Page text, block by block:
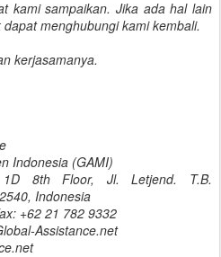
kami sampaikan. Jika ada hal lain
menghubungi kami kembali.
kerjasamanya.
Indonesia (GAMI)
1D 8th Floor, Jl. Letjend. T.B.
Indonesia
+62 21 782 9332
Assistance.net